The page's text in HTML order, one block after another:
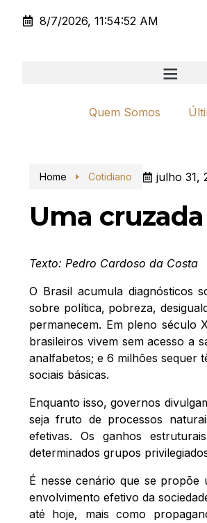
8/7/2026, 11:54:52 AM
Quem Somos
Home Cotidiano julho 31,
Uma
Texto: Pedro Cardoso da Costa
O Brasil acumula diagnósticos
sobre política, pobreza,
permanecem. Em pleno século
brasileiros vivem sem acesso a
analfabetos; e 6 milhões sequer
sociais básicas.
Enquanto isso, governos
seja fruto de processos
efetivas. Os ganhos
determinados grupos
É nesse cenário que se
envolvimento efetivo da
até hoje, mais como